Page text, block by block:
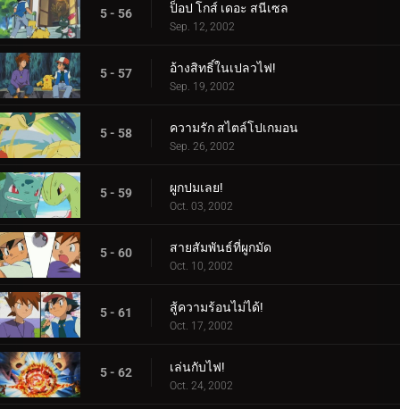
5 - 56 ป็อป โกส์ เดอะ สนีเซล
Sep. 12, 2002
5 - 57 อ้างสิทธิ์ในเปลวไฟ!
Sep. 19, 2002
5 - 58 ความรัก สไตล์โปเกมอน
Sep. 26, 2002
5 - 59 ผูกปมเลย!
Oct. 03, 2002
5 - 60 สายสัมพันธ์ที่ผูกมัด
Oct. 10, 2002
5 - 61 สู้ความร้อนไม่ได้!
Oct. 17, 2002
5 - 62 เล่นกับไฟ!
Oct. 24, 2002